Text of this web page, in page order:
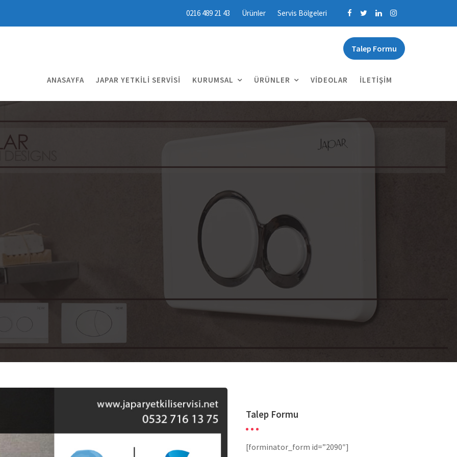
0216 489 21 43 Ürünler Servis Bölgeleri
Talep Formu
ANASAYFA JAPAR YETKILI SERVISI KURUMSAL ÜRÜNLER VIDEOLAR İLETIŞIM
Talep Formu
[forminator_form id=”2090″]